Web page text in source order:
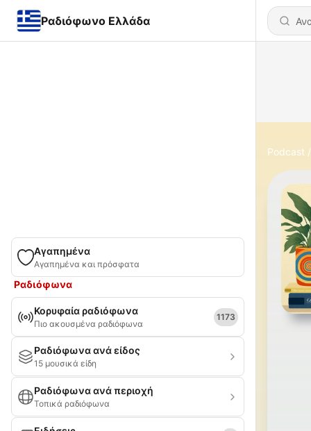
Ραδιόφωνο Ελλάδα
Αγαπημένα
Αγαπημένα και πρόσφατα
Ραδιόφωνα
Κορυφαία ραδιόφωνα
Πιο ακουσμένα ραδιόφωνα
1173
Ραδιόφωνα ανά είδος
15 μουσικά είδη
Ραδιόφωνα ανά περιοχή
Τοπικά ραδιόφωνα
Podcast